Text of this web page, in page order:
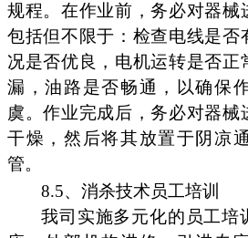
规程。在作业前，务必对器械
包括但不限于：检查电线是否
况是否优良，电机运转是否正
漏，油路是否畅通，以确保
虞。作业完成后，务必对器械
干燥，然后将其放置于阴凉
管。
8.5、消杀技术员工培训
我司实施多元化的员工培